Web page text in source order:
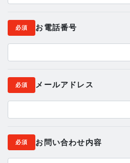
必須 お電話番号
必須 メールアドレス
必須 お問い合わせ内容